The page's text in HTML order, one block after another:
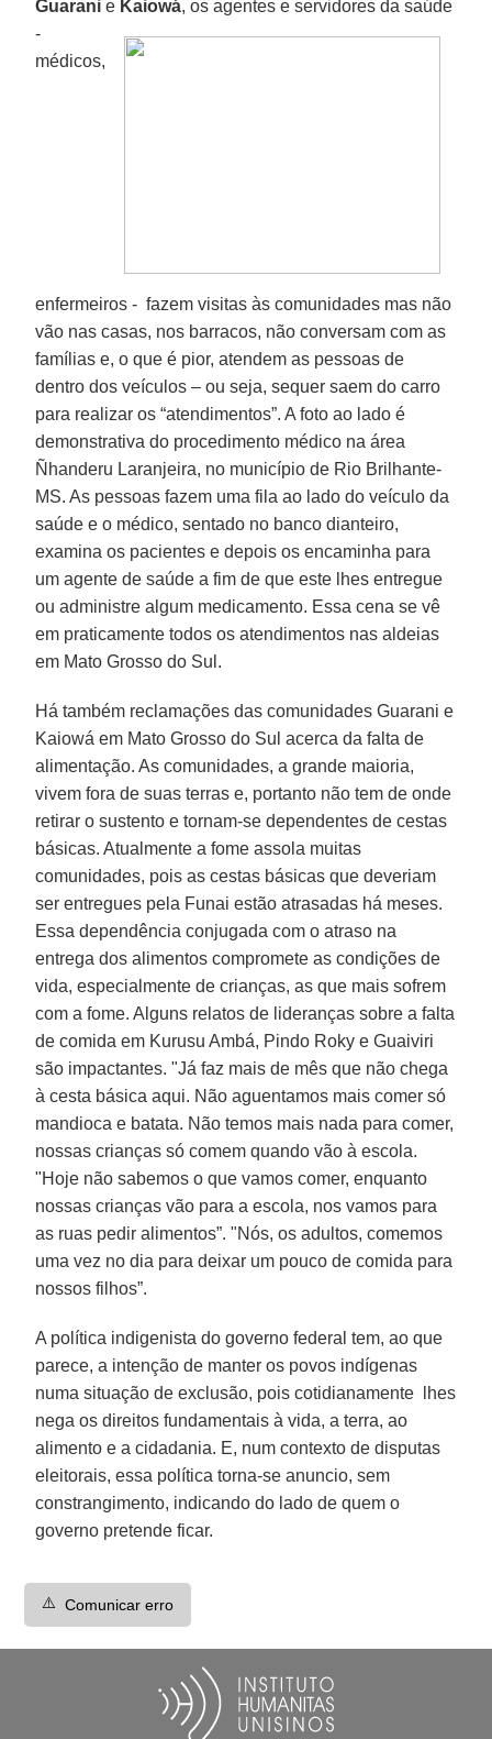
Guarani e Kaiowá, os agentes e servidores da saúde
-
médicos,
enfermeiros - fazem visitas às comunidades mas não
vão nas casas, nos barracos, não conversam com as
famílias e, o que é pior, atendem as pessoas de
dentro dos veículos – ou seja, sequer saem do carro
para realizar os “atendimentos”. A foto ao lado é
demonstrativa do procedimento médico na área
Ñhanderu Laranjeira, no município de Rio Brilhante-
MS. As pessoas fazem uma fila ao lado do veículo da
saúde e o médico, sentado no banco dianteiro,
examina os pacientes e depois os encaminha para
um agente de saúde a fim de que este lhes entregue
ou administre algum medicamento. Essa cena se vê
em praticamente todos os atendimentos nas aldeias
em Mato Grosso do Sul.
Há também reclamações das comunidades Guarani e
Kaiowá em Mato Grosso do Sul acerca da falta de
alimentação. As comunidades, a grande maioria,
vivem fora de suas terras e, portanto não tem de onde
retirar o sustento e tornam-se dependentes de cestas
básicas. Atualmente a fome assola muitas
comunidades, pois as cestas básicas que deveriam
ser entregues pela Funai estão atrasadas há meses.
Essa dependência conjugada com o atraso na
entrega dos alimentos compromete as condições de
vida, especialmente de crianças, as que mais sofrem
com a fome. Alguns relatos de lideranças sobre a falta
de comida em Kurusu Ambá, Pindo Roky e Guaiviri
são impactantes. "Já faz mais de mês que não chega
à cesta básica aqui. Não aguentamos mais comer só
mandioca e batata. Não temos mais nada para comer,
nossas crianças só comem quando vão à escola.
"Hoje não sabemos o que vamos comer, enquanto
nossas crianças vão para a escola, nos vamos para
as ruas pedir alimentos”. "Nós, os adultos, comemos
uma vez no dia para deixar um pouco de comida para
nossos filhos”.
A política indigenista do governo federal tem, ao que
parece, a intenção de manter os povos indígenas
numa situação de exclusão, pois cotidianamente lhes
nega os direitos fundamentais à vida, a terra, ao
alimento e a cidadania. E, num contexto de disputas
eleitorais, essa política torna-se anuncio, sem
constrangimento, indicando do lado de quem o
governo pretende ficar.
⚠️ Comunicar erro